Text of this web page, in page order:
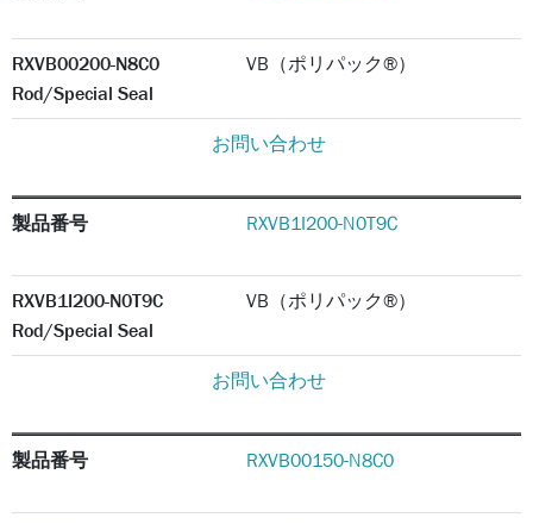
RXVB00200-N8C0
Rod/Special Seal
VB（ポリパック®）
お問い合わせ
製品番号 RXVB1I200-N0T9C
RXVB1I200-N0T9C
Rod/Special Seal
VB（ポリパック®）
お問い合わせ
製品番号 RXVB00150-N8C0